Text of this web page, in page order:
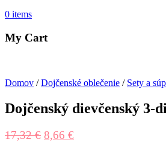
0 items
My Cart
Domov /Dojčenské oblečenie / Sety a
Dojčenský dievčenský 3-
17,32€ 8,66 €